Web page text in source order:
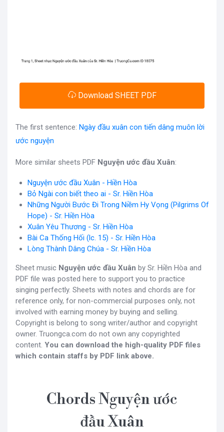
Download SHEET PDF
The first sentence: Ngày đầu xuân con tiến dâng muôn lời
ước nguyện
More similar sheets PDF Nguyện ước đầu Xuân:
Nguyện ước đầu Xuân - Hiền Hòa
Bỏ Ngài con biết theo ai - Sr. Hiền Hòa
Những Người Bước Đi Trong Niềm Hy Vọng (Pilgrims Of
Hope) - Sr. Hiền Hòa
Xuân Yêu Thương - Sr. Hiền Hòa
Bài Ca Thống Hối (lc. 15) - Sr. Hiền Hòa
Lòng Thành Dâng Chúa - Sr. Hiền Hòa
Sheet music Nguyện ước đầu Xuân by Sr. Hiền Hòa and
PDF file was posted here to support you to practice
singing perfectly. Sheets with notes and chords are for
reference only, for non-commercial purposes only, not
involved with earning money by buying and selling.
Copyright is belong to song writer/author and copyright
owner. Truongca.com do not own any copyrighted
content. You can download the high-quality PDF files
which contain staffs by PDF link above.
Chords Nguyện ước
đầu Xuân